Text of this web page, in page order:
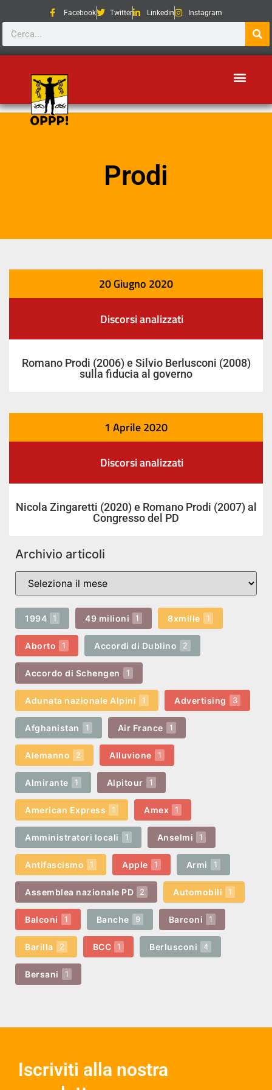
Facebook Twitter Linkedin Instagram
Prodi
20 Giugno 2020
Discorsi analizzati
Romano Prodi (2006) e Silvio Berlusconi (2008)
sulla fiducia al governo
1 Aprile 2020
Discorsi analizzati
Nicola Zingaretti (2020) e Romano Prodi (2007) al
Congresso del PD
Archivio articoli
1994 1 49 milioni 1 8xmille 1
Aborto 1 Accordi di Dublino 2
Accordo di Schengen 1
Adunata nazionale Alpini 1 Advertising 3
Afghanistan 1 Air France 1
Alemanno 2 Alluvione 1
Almirante 1 Alpitour 1
American Express 1 Amex 1
Amministratori locali 1 Anselmi 1
Antifascismo 1 Apple 1 Armi 1
Assemblea nazionale PD 2 Automobili 1
Balconi 1 Banche 9 Barconi 1
Barilla 2 BCC 1 Berlusconi 4
Bersani 1
Iscriviti alla nostra